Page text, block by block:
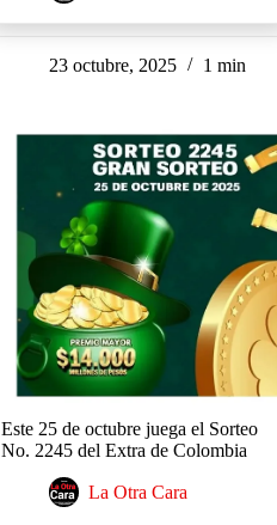
23 octubre, 2025 1 min
Este 25 de octubre juega el Sorteo
No. 2245 del Extra de Colombia
La Otra Cara